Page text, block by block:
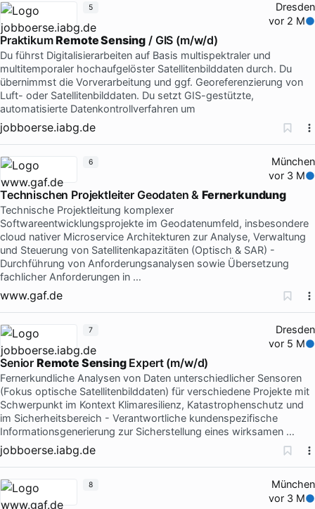
Dresden
vor 2 M
PraktikumRemote Sensing / GIS (m/w/d)
Du führst Digitalisierarbeiten auf Basis multispektraler und
multitemporaler hochaufgelöster Satellitenbilddaten durch. Du
übernimmst die Vorverarbeitung und ggf. Georeferenzierung von
Luft- oder Satellitenbilddaten. Du setzt GIS-gestützte,
automatisierte Datenkontrollverfahren um
jobboerse.iabg.de
5
München
vor 3 M
Technischen Projektleiter Geodaten &Fernerkundung
Technische Projektleitung komplexer
Softwareentwicklungsprojekte im Geodatenumfeld, insbesondere
cloud nativer Microservice Architekturen zur Analyse, Verwaltung
und Steuerung von Satellitenkapazitäten (Optisch & SAR) -
Durchführung von Anforderungsanalysen sowie Übersetzung
fachlicher Anforderungen in …
www.gaf.de
6
Dresden
vor 5 M
Senior Remote SensingExpert (m/w/d)
Fernerkundliche Analysen von Daten unterschiedlicher Sensoren
(Fokus optische Satellitenbilddaten) für verschiedene Projekte mit
Schwerpunkt im Kontext Klimaresilienz, Katastrophenschutz und
im Sicherheitsbereich - Verantwortliche kundenspezifische
Informationsgenerierung zur Sicherstellung eines wirksamen …
jobboerse.iabg.de
7
München
vor 3 M
8